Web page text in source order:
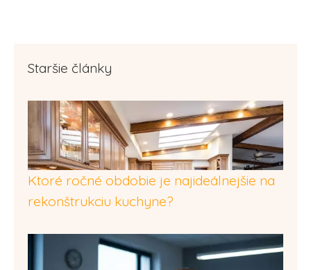
Staršie články
Ktoré ročné obdobie je najideálnejšie na
rekonštrukciu kuchyne?